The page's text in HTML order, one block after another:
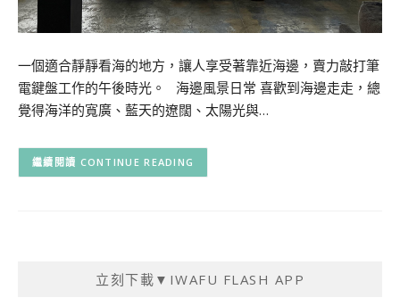
一個適合靜靜看海的地方，讓人享受著靠近海邊，賣力敲打筆
電鍵盤工作的午後時光。 海邊風景日常 喜歡到海邊走走，總
覺得海洋的寬廣、藍天的遼闊、太陽光與…
CONTINUE READING
立刻下載▼IWAFU FLASH APP